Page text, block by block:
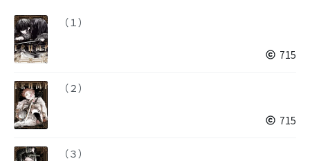
（１）
715
（２）
715
（３）